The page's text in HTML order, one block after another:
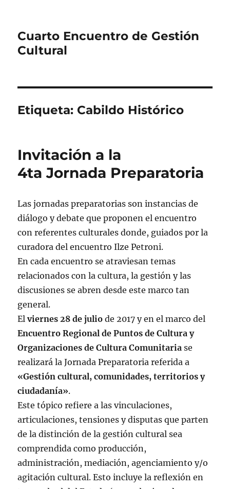
Cuarto Encuentro de Gestión
Cultural
Etiqueta: Cabildo Histórico
Invitación a la
4ta Jornada Preparatoria
Lasjornadas preparatorias son instancias de
diálogo y debate que proponen el encuentro
con referentes culturales donde, guiados por la
curadora del encuentro Ilze Petroni.
En cada encuentro se atraviesan temas
relacionados con la cultura, la gestión y las
discusiones se abren desde este marco tan
general.
El viernes 28 de julio de 2017 y en el marco del
Encuentro Regional de Puntos de Cultura y
Organizaciones de Cultura Comunitaria se
realizará laJornada Preparatoria referida a
«Gestión cultural, comunidades, territorios y
ciudadanía».
Este tópico refiere a las vinculaciones,
articulaciones, tensiones y disputas que parten
de la distinción de la gestión cultural sea
comprendida como producción,
administración, mediación, agenciamiento y/o
agitación cultural. Esto incluye la reflexión en